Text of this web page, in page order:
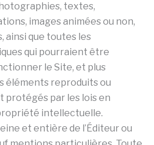
textes,
images animées ou non,
ainsi que toutes les
qui pourraient être
le Site, et plus
éléments reproduits ou
protégés par les lois en
intellectuelle.
et entière de l’Éditeur ou